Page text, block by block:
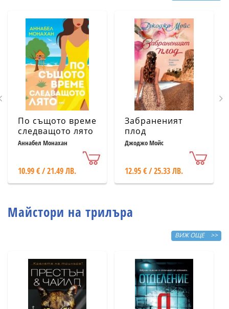
По същото време
следващото лято
Аннабел Монахан
10.99 € / 21.49 ЛВ.
Забраненият
плод
Джоджо Мойс
12.95 € / 25.33 ЛВ.
Майстори на трилъра
ВИЖ ОЩЕ >>